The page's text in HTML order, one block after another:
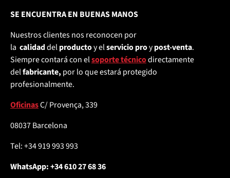
SE ENCUENTRA EN BUENAS MANOS
Nuestros clientes nos reconocen por
la calidaddelproductoy elservicio proypost-venta.
Siempre contará con elsoporte técnicodirectamente
delfabricante, por lo que estará protegido
profesionalmente.
OficinasC/ Provença, 339
08037 Barcelona
Tel: +34 919 993 993
WhatsApp: +34 610 27 68 36